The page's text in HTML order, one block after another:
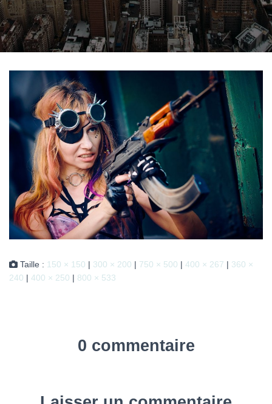
Taille : 150 × 150 | 300 × 200 | 750 × 500 | 400 × 267 | 360 ×
240 | 400 × 250 | 800 × 533
0 commentaire